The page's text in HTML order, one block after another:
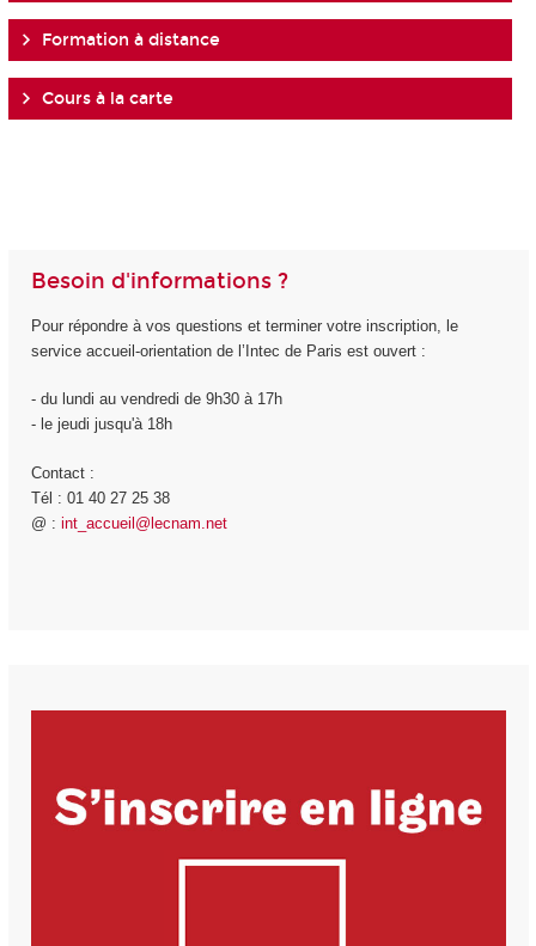
Formation à distance
Cours à la carte
Besoin d'informations ?
Pour répondre à vos questions et terminer votre inscription, le
service accueil-orientation de l’Intec de Paris est ouvert :
- du lundi au vendredi de 9h30 à 17h
- le jeudi jusqu'à 18h
Contact :
Tél : 01 40 27 25 38
@ : int_accueil@lecnam.net